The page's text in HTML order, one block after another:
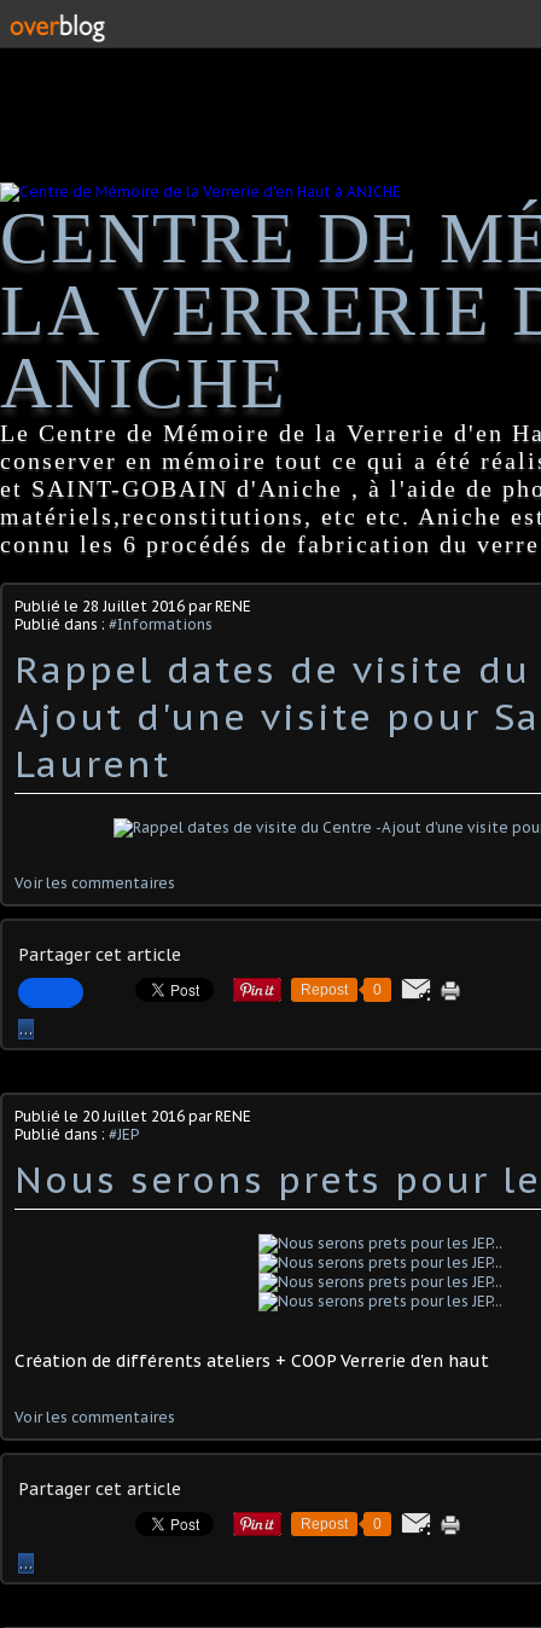
CENTRE DE
LA VERRERIE
ANICHE
Le Centre de Mémoire de la Verrerie d'en
conserver en mémoire tout ce qui a été
et SAINT-GOBAIN d'Aniche , à l'aide de
matériels,reconstitutions, etc etc. Aniche
connu les 6 procédés de fabrication du
Publié le 28 Juillet 2016 par RENE
Publié dans : #Informations
Rappel dates de visite
Ajout d'une visite pour
Laurent
Voir les commentaires
Partager cet article
Repost 0
…
Publié le 20 Juillet 2016 par RENE
Publié dans : #JEP
Nous serons prets pour
Création de différents ateliers + COOP Verrerie d'en haut
Voir les commentaires
Partager cet article
Repost 0
…